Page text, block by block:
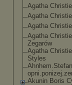
Agatha
Agatha
Agatha
Agatha
Zegarów
Agatha
Styles
opni.ponizej.z
Akunin Boris